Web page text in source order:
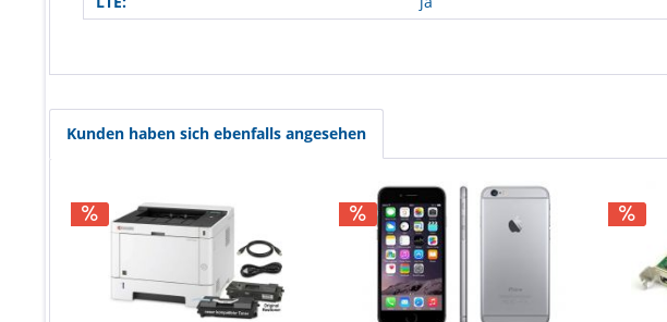
Kunden haben sich ebenfalls angesehen